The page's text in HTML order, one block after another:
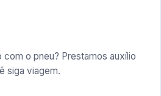
o pneu? Prestamos auxílio
siga viagem.